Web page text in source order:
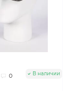
0 В наличии